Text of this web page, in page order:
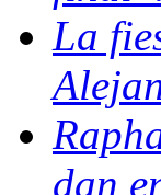
La
dan